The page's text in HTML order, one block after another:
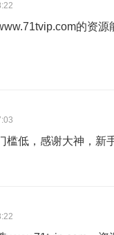
的资源
槛低，感谢大神，新